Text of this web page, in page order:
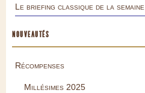
Le briefing classique de la semaine
NOUVEAUTÉS
Récompenses
Millésimes 2025